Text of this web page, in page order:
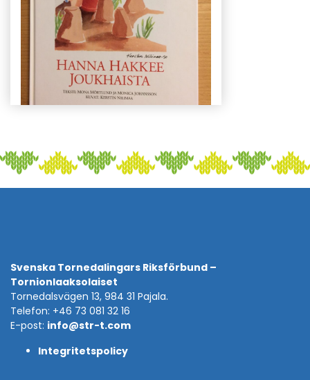
Svenska Tornedalingars Riksförbund –
Tornionlaaksolaiset
Tornedalsvägen 13, 984 31 Pajala.
Telefon: +46 73 081 32 16
E-post: info@str-t.com
Integritetspolicy